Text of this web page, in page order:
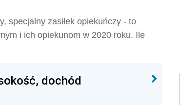
specjalny zasiłek opiekuńczy - to
i ich opiekunom w 2020 roku. Ile
dochód